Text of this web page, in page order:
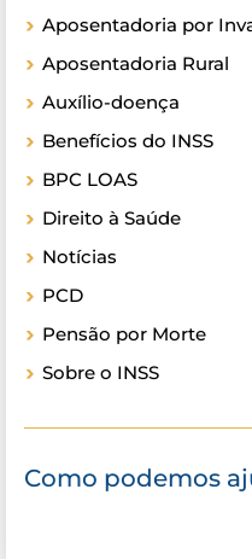
Aposentadoria por
Aposentadoria Rural
Auxílio-doença
Benefícios do INSS
BPC LOAS
Direito à Saúde
Notícias
PCD
Pensão por Morte
Sobre o INSS
Como podemos